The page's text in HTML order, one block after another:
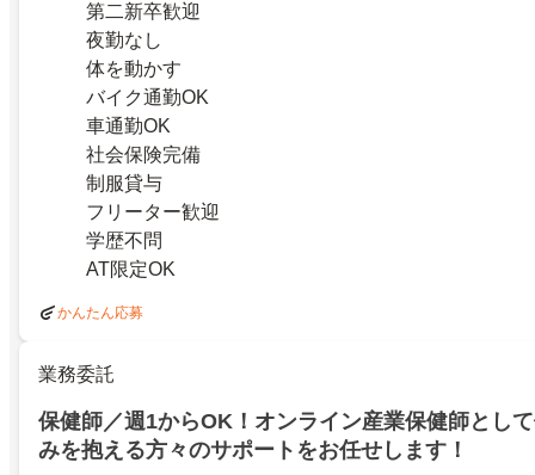
第二新卒歓迎
夜勤なし
体を動かす
バイク通勤OK
車通勤OK
社会保険完備
制服貸与
フリーター歓迎
学歴不問
AT限定OK
かんたん応募
業務委託
保健師／週1からOK！オンライン産業保健師とし
みを抱える方々のサポートをお任せします！